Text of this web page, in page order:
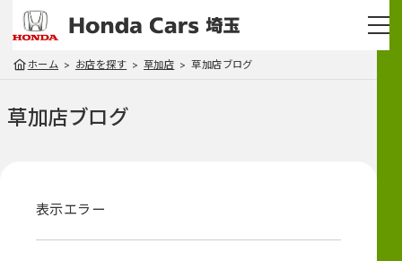
ホーム お店を探す 草加店 草加店ブログ
草加店ブログ
表示エラー